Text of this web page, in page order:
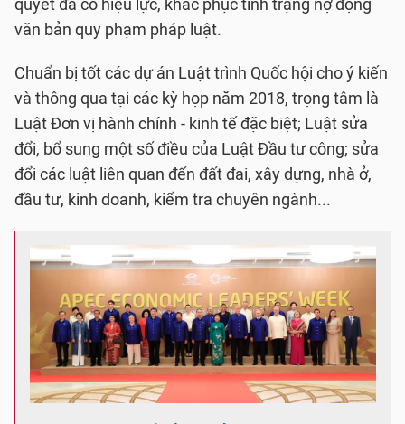
quyết đã có hiệu lực, khắc phục tình trạng nợ đọng
văn bản quy phạm pháp luật.
Chuẩn bị tốt các dự án Luật trình Quốc hội cho ý kiến
và thông qua tại các kỳ họp năm 2018, trọng tâm là
Luật Đơn vị hành chính - kinh tế đặc biệt; Luật sửa
đổi, bổ sung một số điều của Luật Đầu tư công; sửa
đổi các luật liên quan đến đất đai, xây dựng, nhà ở,
đầu tư, kinh doanh, kiểm tra chuyên ngành...